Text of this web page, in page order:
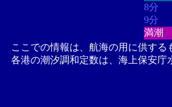
8分
9分
満潮
ここでの情報は、航海の用に供す
各港の潮汐調和定数は、海上保安